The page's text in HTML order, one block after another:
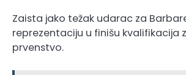
Zaista jako težak udarac za
reprezentaciju u finišu kvalifikacija
prvenstvo.